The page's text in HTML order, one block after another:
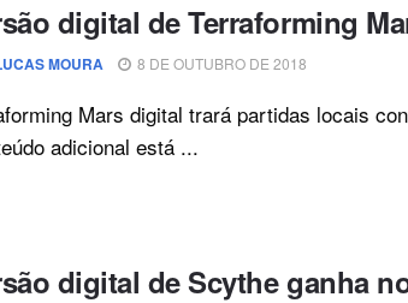
digital de Terraforming
MOURA 8 DE OUTUBRO DE 2018
Mars digital trará partidas locais
adicional está ...
digital de Scythe ganha